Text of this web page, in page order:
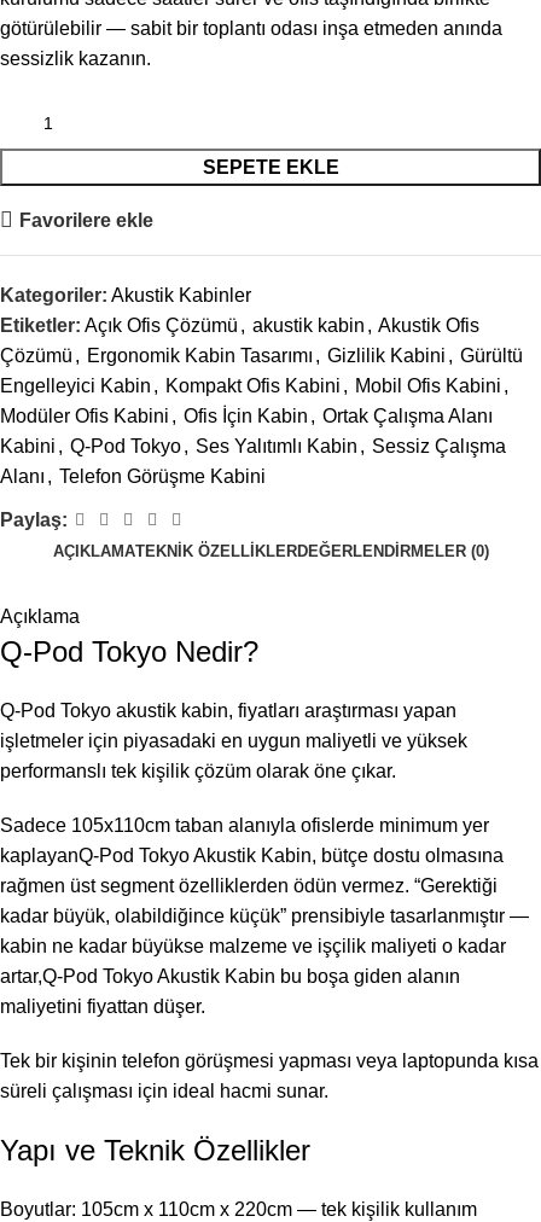
götürülebilir — sabit bir toplantı odası inşa etmeden anında
sessizlik kazanın.
SEPETE EKLE
Favorilere ekle
Kategoriler: Akustik Kabinler
Etiketler: Açık Ofis Çözümü , akustik kabin , Akustik Ofis
Çözümü , Ergonomik Kabin Tasarımı , Gizlilik Kabini , Gürültü
Engelleyici Kabin , Kompakt Ofis Kabini , Mobil Ofis Kabini ,
Modüler Ofis Kabini , Ofis İçin Kabin , Ortak Çalışma Alanı
Kabini , Q-Pod Tokyo, Ses Yalıtımlı Kabin , Sessiz Çalışma
Alanı , Telefon Görüşme Kabini
Paylaş:
AÇIKLAMATEKNİK ÖZELLİKLERDEĞERLENDIRMELER (0)
Açıklama
Q-Pod Tokyo Nedir?
Q-Pod Tokyo akustik kabin, fiyatları araştırması yapan
işletmeler için piyasadaki en uygun maliyetli ve yüksek
performanslı tek kişilik çözüm olarak öne çıkar.
Sadece 105x110cm taban alanıyla ofislerde minimum yer
kaplayanQ-Pod Tokyo Akustik Kabin, bütçe dostu olmasına
rağmen üst segment özelliklerden ödün vermez. “Gerektiği
kadar büyük, olabildiğince küçük” prensibiyle tasarlanmıştır —
kabin ne kadar büyükse malzeme ve işçilik maliyeti o kadar
artar,Q-Pod Tokyo Akustik Kabin bu boşa giden alanın
maliyetini fiyattan düşer.
Tek bir kişinin telefon görüşmesi yapması veya laptopunda kısa
süreli çalışması için ideal hacmi sunar.
Yapı ve Teknik Özellikler
Boyutlar: 105cm x 110cm x 220cm — tek kişilik kullanım